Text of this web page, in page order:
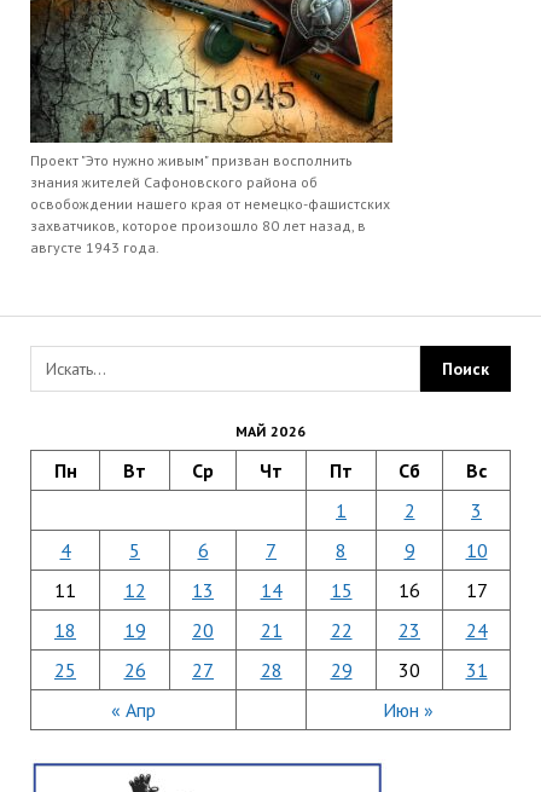
Проект "Это нужно живым" призван восполнить
знания жителей Сафоновского района об
освобождении нашего края от немецко-фашистских
захватчиков, которое произошло 80 лет назад, в
августе 1943 года.
МАЙ 2026
Пн Вт Ср Чт Пт Сб Вс
« Апр Июн »
1 2
3
4
5 6 7 8 9
10
11
12 13 14 15 16
17
18
19 20 21 22 23
24
25
26 27 28 29 30 31